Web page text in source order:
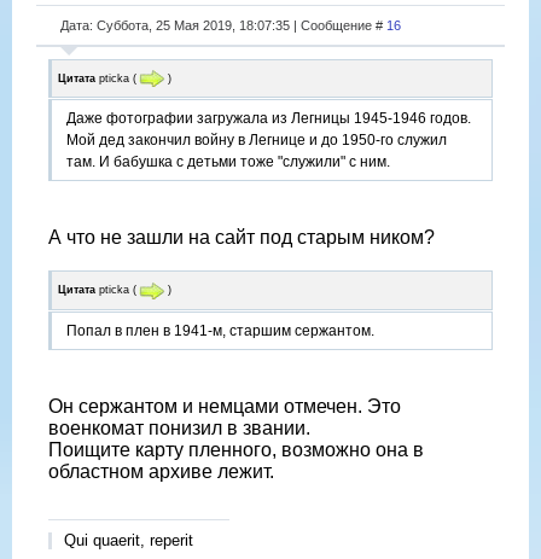
Дата: Суббота, 25 Мая 2019, 18:07:35 | Сообщение # 16
Цитата pticka ( )
Даже фотографии загружала из Легницы 1945-1946 годов.
Мой дед закончил войну в Легнице и до 1950-го служил
там. И бабушка с детьми тоже "служили" с ним.
А что не зашли на сайт под старым ником?
Цитата pticka ( )
Попал в плен в 1941-м, старшим сержантом.
Он сержантом и немцами отмечен. Это
военкомат понизил в звании.
Поищите карту пленного, возможно она в
областном архиве лежит.
Qui quaerit, reperit